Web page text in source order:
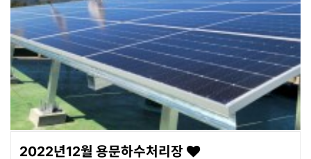
2022년12월 용문하수처리장